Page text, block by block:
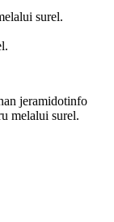
surel.
jeramidotinfo
melalui surel.